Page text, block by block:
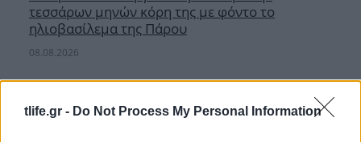
tlife.gr - Do Not Process My Personal Information
τεσσάρων μηνών κόρη της με φόντο το
ηλιοβασίλεμα της Πάρου
08.08.2026